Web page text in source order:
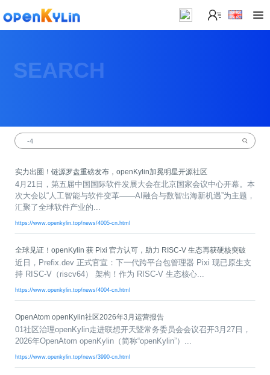
>
>
o
e
n
K
y
i
n
2
0
P
（
x
8
>
行
版
兼
容
衍
生
发
版
技
术
衍
生
发
版
>
像
源
镜
站
应
用
镜
下
>
关
于
区
社
区
介
绍
社
架
数
字
看
板
社
区
>
社
交
区
坛
邮
件
列
>
社
组
S
I
G
>
贡
献
成
动
态
>
社
区
资
闻
态
社
月
刊
动
社
区
活
员
沙
龙
品
牌
赛
事
>
学
习
学
资
源
程
文
认
证
社
开
>
开
开
发
/
>
开
发
平
>
支
技
术
支
持
SEARCH
实力出圈！链源罗盘重磅发布，openKylin加冕明星开源社区
4月21日，第五届中国国际软件发展大会在北京国家会议中心开幕。本
次大会以“人工智能与软件变革——AI融合与数智出海新机遇”为主题，
汇聚了全球软件产业的...
https://www.openkylin.top/news/4005-cn.html
全球见证！openKylin 获 Pixi 官方认可，助力 RISC-V 生态再获硬核突破
近日，Prefix.dev 正式官宣：下一代跨平台包管理器 Pixi 现已原生支
持 RISC-V（riscv64） 架构！作为 RISC-V 生态核心...
https://www.openkylin.top/news/4004-cn.html
OpenAtom openKylin社区2026年3月运营报告
01社区治理openKylin走进联想开天暨常务委员会会议召开3月27日，
2026年OpenAtom openKylin（简称“openKylin”）...
https://www.openkylin.top/news/3990-cn.html